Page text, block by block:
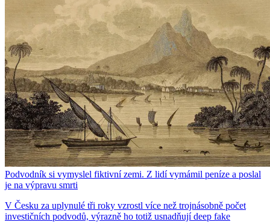
Podvodník si vymyslel fiktivní zemi. Z lidí vymámil peníze a poslal
je na výpravu smrti
V Česku za uplynulé tři roky vzrostl více než trojnásobně počet
investičních podvodů, výrazně ho totiž usnadňují deep fake